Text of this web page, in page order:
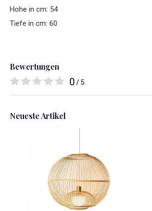
Hohe in cm: 54
Tiefe in cm: 60
Bewertungen
0 / 5
Neueste Artikel